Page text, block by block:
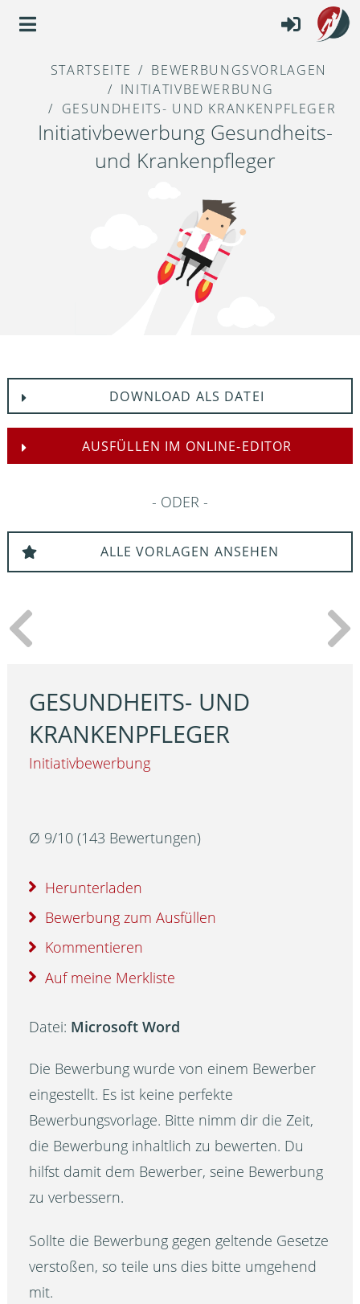
STARTSEITE
BEWERBUNGSVORLAGEN
INITIATIVBEWERBUNG
GESUNDHEITS- UND KRANKENPFLEGER
Initiativbewerbung Gesundheits-
und Krankenpfleger
DOWNLOAD ALS DATEI
AUSFÜLLEN IM ONLINE-EDITOR
ODER
ALLE VORLAGEN ANSEHEN
GESUNDHEITS- UND
KRANKENPFLEGER
Initiativbewerbung
Ø 9/10 (143 Bewertungen)
Herunterladen
Bewerbung zum Ausfüllen
Kommentieren
Auf meine Merkliste
Datei: Microsoft Word
Die Bewerbung wurde von einem Bewerber
eingestellt. Es ist keine perfekte
Bewerbungsvorlage. Bitte nimm dir die Zeit,
die Bewerbung inhaltlich zu bewerten. Du
hilfst damit dem Bewerber, seine Bewerbung
zu verbessern.
Sollte die Bewerbung gegen geltende Gesetze
verstoßen, so teile uns dies bitte umgehend
mit.